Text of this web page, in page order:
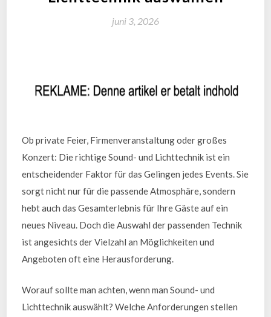
juni 3, 2026
Ob private Feier, Firmenveranstaltung oder großes
Konzert: Die richtige Sound- und Lichttechnik ist ein
entscheidender Faktor für das Gelingen jedes Events. Sie
sorgt nicht nur für die passende Atmosphäre, sondern
hebt auch das Gesamterlebnis für Ihre Gäste auf ein
neues Niveau. Doch die Auswahl der passenden Technik
ist angesichts der Vielzahl an Möglichkeiten und
Angeboten oft eine Herausforderung.
Worauf sollte man achten, wenn man Sound- und
Lichttechnik auswählt? Welche Anforderungen stellen